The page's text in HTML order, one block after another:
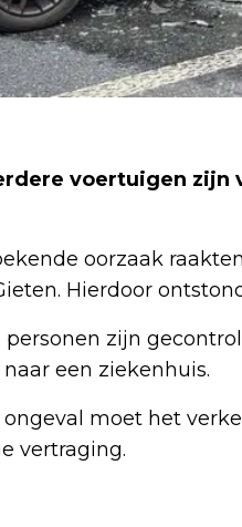
voertuigen
oorzaak
Hierdoor
zijn
een ziekenhuis.
moet het
vertraging.